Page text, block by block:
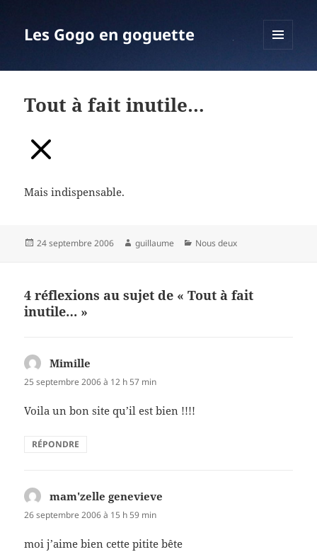
Les Gogo en goguette
Tout à fait inutile…
Mais indispensable.
Publié
24 septembre 2006 Auteur
guillaume Catégories
Nous deux
4 réflexions au sujet de « Tout à fait
inutile… »
Mimille
25 septembre 2006 à 12 h 57 min
Voila un bon site qu’il est bien !!!!
RÉPONDRE
mam'zelle genevieve
26 septembre 2006 à 15 h 59 min
moi j’aime bien cette pitite bête